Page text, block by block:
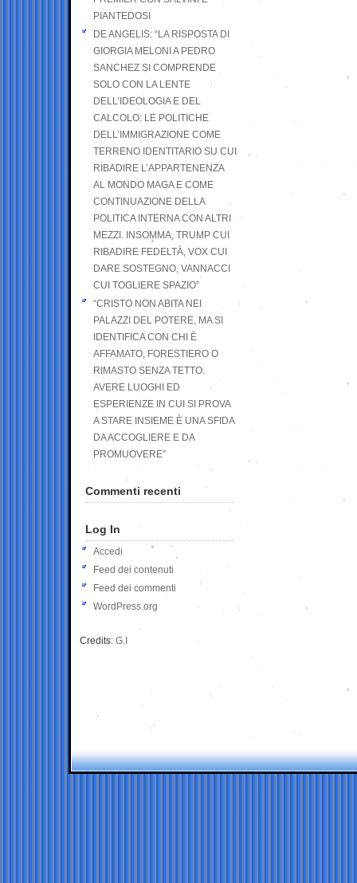
PIANTEDOSI
DE ANGELIS: “LA RISPOSTA DI
GIORGIA MELONI A PEDRO
SANCHEZ SI COMPRENDE
SOLO CON LA LENTE
DELL’IDEOLOGIA E DEL
CALCOLO: LE POLITICHE
DELL’IMMIGRAZIONE COME
TERRENO IDENTITARIO SU CUI
RIBADIRE L’APPARTENENZA
AL MONDO MAGA E COME
CONTINUAZIONE DELLA
POLITICA INTERNA CON ALTRI
MEZZI. INSOMMA, TRUMP CUI
RIBADIRE FEDELTÀ, VOX CUI
DARE SOSTEGNO, VANNACCI
CUI TOGLIERE SPAZIO”
“CRISTO NON ABITA NEI
PALAZZI DEL POTERE, MA SI
IDENTIFICA CON CHI È
AFFAMATO, FORESTIERO O
RIMASTO SENZA TETTO.
AVERE LUOGHI ED
ESPERIENZE IN CUI SI PROVA
A STARE INSIEME È UNA SFIDA
DA ACCOGLIERE E DA
PROMUOVERE”
Commenti recenti
Log In
Accedi
Feed dei contenuti
Feed dei commenti
WordPress.org
Credits: G.I